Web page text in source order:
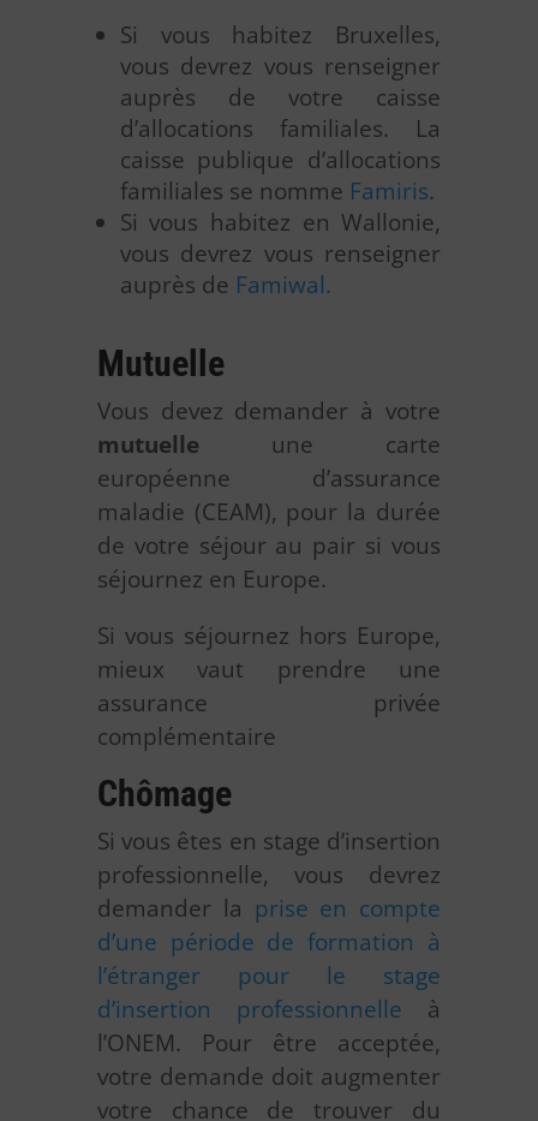
Si vous habitez Bruxelles,
vous devrez vous renseigner
auprès de votre caisse
d’allocations familiales. La
caisse publique d’allocations
familiales se nomme Famiris.
Si vous habitez en Wallonie,
vous devrez vous renseigner
auprès de Famiwal.
Mutuelle
Vous devez demander à votre
mutuelle une carte
européenne d’assurance
maladie (CEAM), pour la durée
de votre séjour au pair si vous
séjournez en Europe.
Si vous séjournez hors Europe,
mieux vaut prendre une
assurance privée
complémentaire
Chômage
Si vous êtes en stage d’insertion
professionnelle, vous devrez
demander la prise en compte
d’une période de formation à
l’étranger pour le stage
d’insertion professionnelle à
l’ONEM. Pour être acceptée,
votre demande doit augmenter
votre chance de trouver du